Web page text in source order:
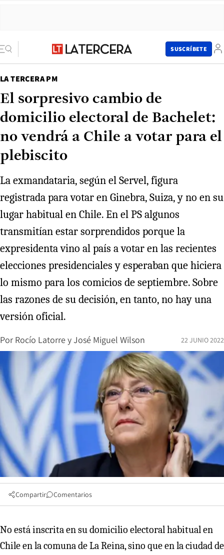
SUSCRÍBETE
LA TERCERA PM
El sorpresivo cambio de
domicilio electoral de Bachelet:
no vendrá a Chile a votar para el
plebiscito
La exmandataria, según el Servel, figura
registrada para votar en Ginebra, Suiza, y no en su
lugar habitual en Chile. En el PS algunos
transmitían estar sorprendidos porque la
expresidenta vino al país a votar en las recientes
elecciones presidenciales y esperaban que hiciera
lo mismo para los comicios de septiembre. Sobre
las razones de su decisión, en tanto, no hay una
versión oficial.
Por Rocío LatorreyJosé Miguel Wilson 22 JUNIO 2022
Compartir Comentarios
No está inscrita en su domicilio electoral habitual en
Chile en la comuna de La Reina, sino que en la ciudad de